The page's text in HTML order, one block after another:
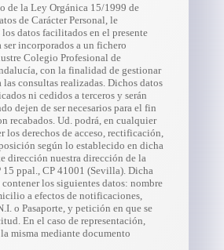
de la Ley Orgánica 15/1999 de
de Carácter Personal, le
datos facilitados en el presente
incorporados a un fichero
Colegio Profesional de
con la finalidad de gestionar
las consultas realizadas. Dichos datos
ni cedidos a terceros y serán
dejen de ser necesarios para el fin
recabados. Ud. podrá, en cualquier
los derechos de acceso, rectificación,
según lo establecido en dicha
dirección nuestra dirección de la
15 ppal., CP 41001 (Sevilla). Dicha
los siguientes datos: nombre
a efectos de notificaciones,
o Pasaporte, y petición en que se
En el caso de representación,
misma mediante documento